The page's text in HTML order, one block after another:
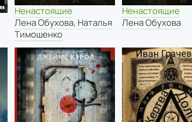
Ненастоящие
Лена Обухова, Наталья
Тимошенко
Ненастоящие
Лена Обухова